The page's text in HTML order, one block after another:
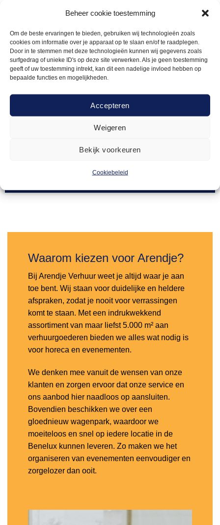
Beheer cookie toestemming
Om de beste ervaringen te bieden, gebruiken wij technologieën zoals
cookies om informatie over je apparaat op te slaan en/of te raadplegen.
Door in te stemmen met deze technologieën kunnen wij gegevens zoals
surfgedrag of unieke ID's op deze site verwerken. Als je geen toestemming
geeft of uw toestemming intrekt, kan dit een nadelige invloed hebben op
bepaalde functies en mogelijkheden.
Accepteren
Weigeren
Bekijk voorkeuren
Cookiebeleid
Waarom kiezen voor Arendje?
Bij Arendje Verhuur weet je altijd waar je aan
toe bent. Wij staan voor duidelijke en heldere
afspraken, zodat je nooit voor verrassingen
komt te staan. Met een indrukwekkend
assortiment van maar liefst 5.000 m² aan
verhuurgoederen bieden we alles wat nodig is
voor horeca en evenementen.
We denken mee vanuit de wensen van onze
klanten en zorgen ervoor dat onze service en
ons aanbod hier naadloos op aansluiten.
Bovendien beschikken we over een
gloednieuw wagenpark, waardoor we
moeiteloos en snel op iedere locatie in de
Benelux kunnen leveren. Zo maken we het
organiseren van evenementen eenvoudiger en
zorgelozer dan ooit.